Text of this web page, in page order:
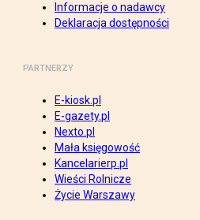
Informacje o nadawcy
Deklaracja dostępności
PARTNERZY
E-kiosk.pl
E-gazety.pl
Nexto.pl
Mała księgowość
Kancelarierp.pl
Wieści Rolnicze
Życie Warszawy